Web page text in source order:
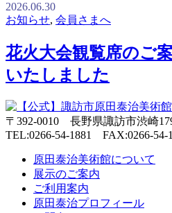
2026.06.30
お知らせ, 会員さまへ
花火大会観覧席の
いたしました
〒392-0010 長野県諏訪市渋崎
TEL:0266-54-1881 FAX:0266-54-
原田泰治美術館について
展示のご案内
ご利用案内
原田泰治プロフィール